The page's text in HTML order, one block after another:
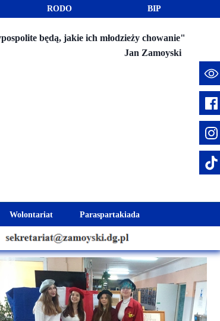
Wolontariat
Akcje charytatywne
Klub Wolontariusza "Jesteśmy z Wami"
Krwiodawstwo
Młodzi Jałmużnicy
Paraspartakiada
Fundusz Stypendialny "Jesteśmy
Integracja szkolna
Geneza i idea
Edycje
będą, jakie ich młodzieży chowanie"
BIP
RODO
Jan Zamoyski